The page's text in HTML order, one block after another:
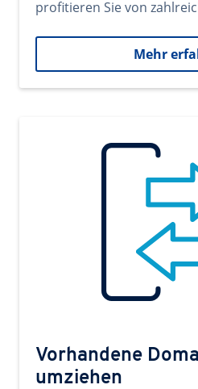
profitieren Sie von
Mehr
Vorhandene
umziehen